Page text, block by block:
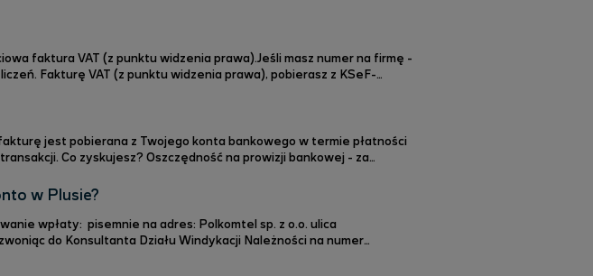
faktura VAT (z punktu widzenia prawa).Jeśli masz numer na firmę -
Fakturę VAT (z punktu widzenia prawa), pobierasz z KSeF-
jest pobierana z Twojego konta bankowego w termie płatności
na prowizji bankowej - za
w Plusie?
sp. z o.o. ulica
do Konsultanta Działu Windykacji Należności na numer